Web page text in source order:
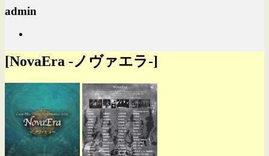
admin
[NovaEra -ノヴァエラ-]